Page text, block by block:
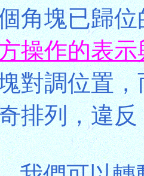
角塊已歸
操作的表
對調位置
排列，違